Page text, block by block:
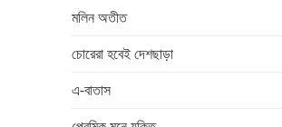
মলিন অতীত
চোরেরা হবেই দেশছাড়া
এ-বাতাস